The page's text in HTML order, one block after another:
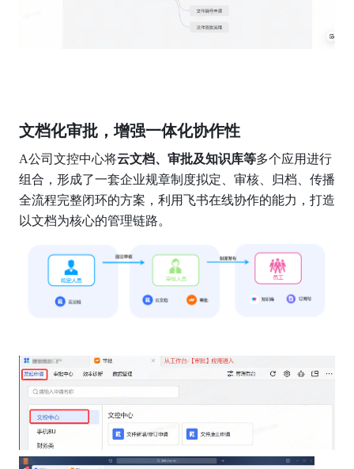
文档化审批，增强一体化协作性
A公司文控中心将云文档、审批及知识库等多个应用进行
组合，形成了一套企业规章制度拟定、审核、归档、传播
全流程完整闭环的方案，利用飞书在线协作的能力，打造
以文档为核心的管理链路。